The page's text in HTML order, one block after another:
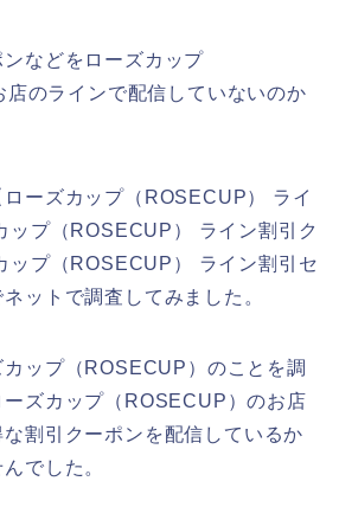
などをローズカップ
店のラインで配信していないのか
ーズカップ（ROSECUP） ライ
ップ（ROSECUP） ライン割引ク
ップ（ROSECUP） ライン割引セ
ットで調査してみました。
ップ（ROSECUP）のことを調
ズカップ（ROSECUP）のお店
割引クーポンを配信しているか
でした。